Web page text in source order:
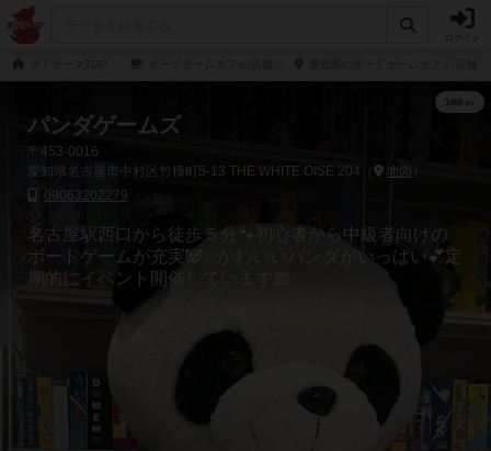
パンダゲームズ
〒453-0016
愛知県名古屋市中村区竹橋町5-13 THE WHITE OISE 204（
地図 ）
09063202279
名古屋駅西口から徒歩５分🐾初心者から中級者向けの
ボードゲームが充実🐼✨かわいいパンダがいっぱい💕定
期的にイベント開催しています📅